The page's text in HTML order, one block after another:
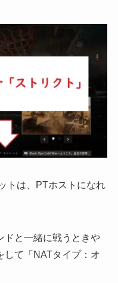
トは、
PTホストになれ
ドと一緒に戦うときや
して「NATタイプ：オ